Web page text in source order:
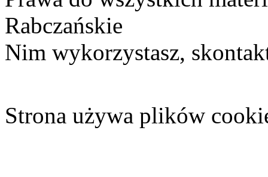
Rabczańskie
Nim wykorzystasz,
Strona używa plików